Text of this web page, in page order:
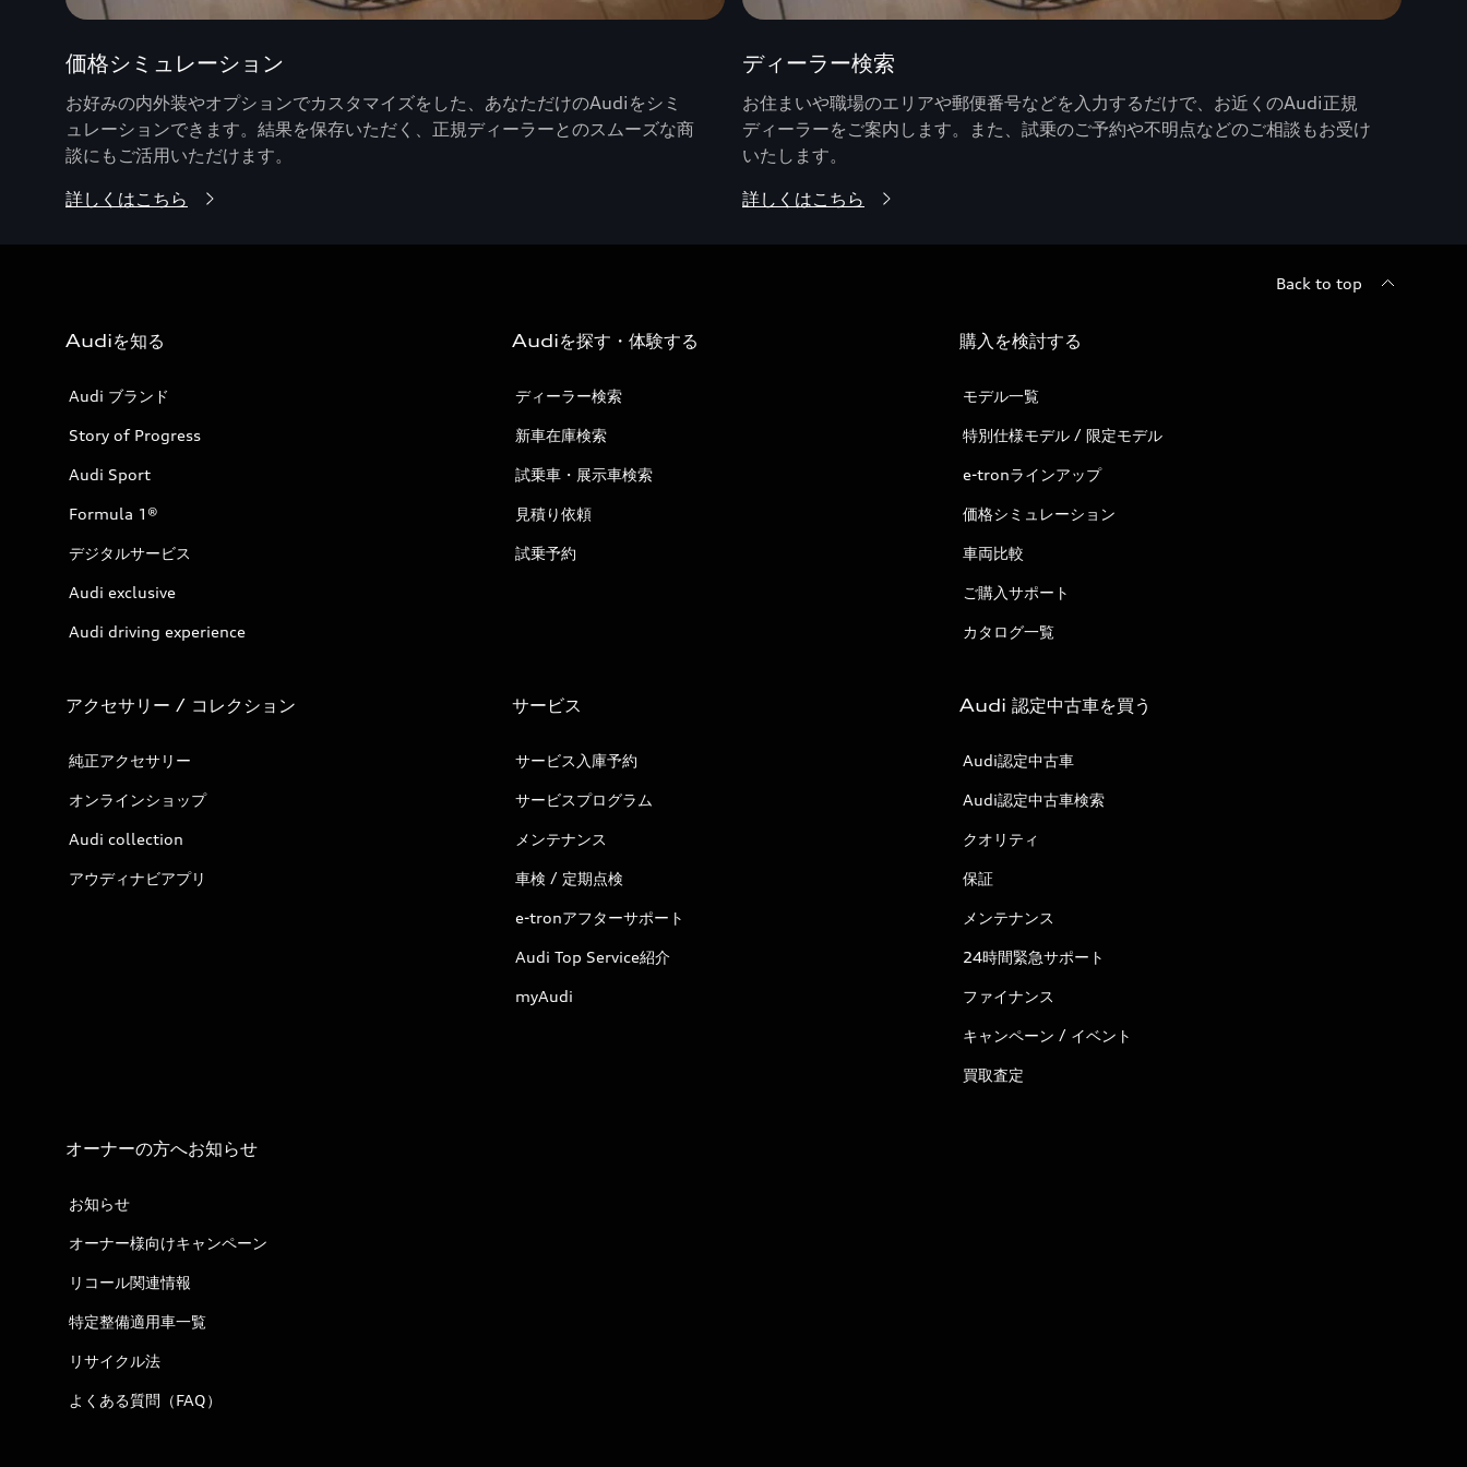
価格シミュレーション
お好みの内外装やオプションでカスタマイズをした、あなただけのAudiをシミ
ュレーションできます。結果を保存いただく、正規ディーラーとのスムーズな商
談にもご活用いただけます。
詳しくはこちら
ディーラー検索
お住まいや職場のエリアや郵便番号などを入力するだけで、お近くのAudi正規
ディーラーをご案内します。また、試乗のご予約や不明点などのご相談もお受け
いたします。
詳しくはこちら
Back to top
Audiを知る
Audi ブランド
Story of Progress
Audi Sport
Formula 1®
デジタルサービス
Audi exclusive
Audi driving experience
Audiを探す・体験する
ディーラー検索
新車在庫検索
試乗車・展示車検索
見積り依頼
試乗予約
購入を検討する
モデル一覧
特別仕様モデル / 限定モデル
e-tronラインアップ
価格シミュレーション
車両比較
ご購入サポート
カタログ一覧
アクセサリー / コレクション
純正アクセサリー
オンラインショップ
Audi collection
アウディナビアプリ
サービス
サービス入庫予約
サービスプログラム
メンテナンス
車検 / 定期点検
e-tronアフターサポート
Audi Top Service紹介
myAudi
Audi 認定中古車を買う
Audi認定中古車
Audi認定中古車検索
クオリティ
保証
メンテナンス
24時間緊急サポート
ファイナンス
キャンペーン / イベント
買取査定
オーナーの方へお知らせ
お知らせ
オーナー様向けキャンペーン
リコール関連情報
特定整備適用車一覧
リサイクル法
よくある質問（FAQ）